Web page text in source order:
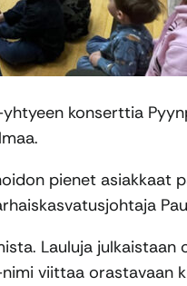
konserttia
pienet asiakkaat
Lauluja julkaistaan
viittaa orastavaan